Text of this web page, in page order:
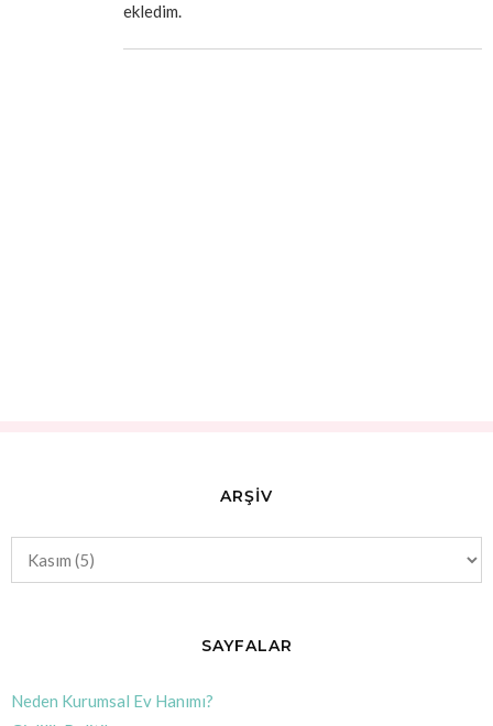
ekledim.
ARŞİV
SAYFALAR
Neden Kurumsal Ev Hanımı?